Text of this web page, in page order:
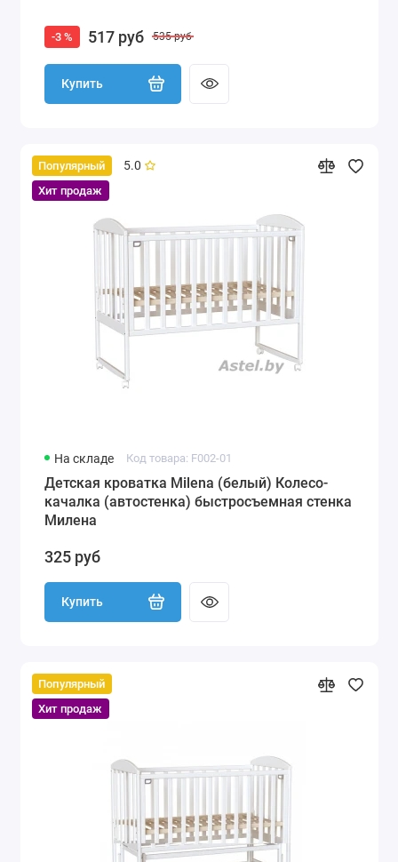
-3 % 517 руб 535 руб
Купить
Популярный
Хит продаж
5.0
На складе Код товара: F002-01
Детская кроватка Milena (белый) Колесо-
качалка (автостенка) быстросъемная стенка
Милена
325 руб
Купить
Популярный
Хит продаж